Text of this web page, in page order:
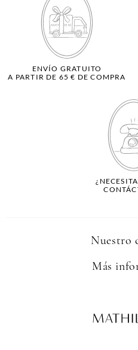
ENVÍO GRATUITO
A PARTIR DE 65 € DE COMPRA
Nuestro
Más